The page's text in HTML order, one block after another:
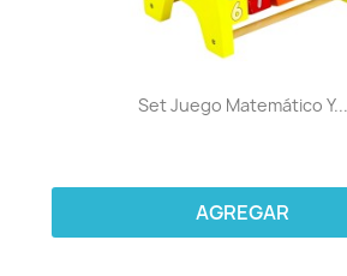
Set Juego Matemático Y...
AGREGAR